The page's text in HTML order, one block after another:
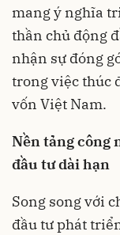
mang ý nghĩa
thần chủ động
nhận sự đóng
trong việc thúc
vốn Việt Nam.
Nền tảng công
đầu tư dài hạn
Song song với
đầu tư phát